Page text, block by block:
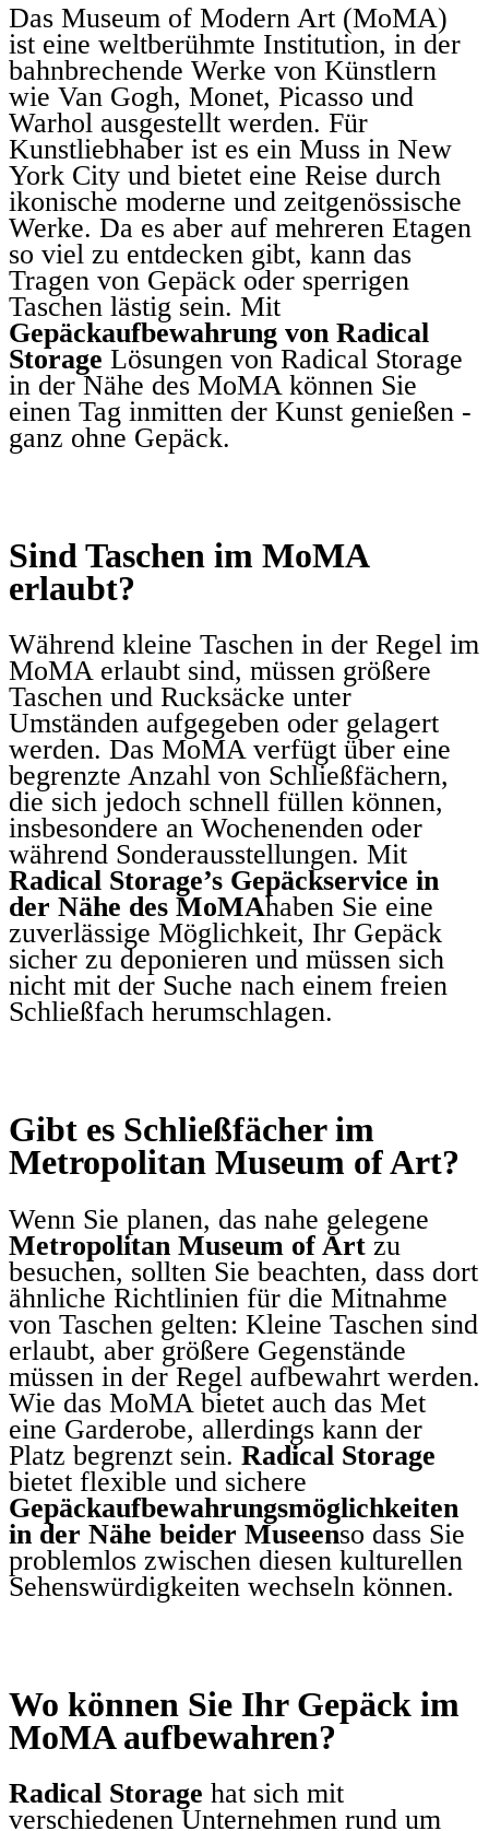
Das Museum of Modern Art (MoMA)
ist eine weltberühmte Institution, in der
bahnbrechende Werke von Künstlern
wie Van Gogh, Monet, Picasso und
Warhol ausgestellt werden. Für
Kunstliebhaber ist es ein Muss in New
York City und bietet eine Reise durch
ikonische moderne und zeitgenössische
Werke. Da es aber auf mehreren Etagen
so viel zu entdecken gibt, kann das
Tragen von Gepäck oder sperrigen
Taschen lästig sein. Mit
Gepäckaufbewahrung von Radical
Storage Lösungen von Radical Storage
in der Nähe des MoMA können Sie
einen Tag inmitten der Kunst genießen -
ganz ohne Gepäck.
Sind Taschen im MoMA
erlaubt?
Während kleine Taschen in der Regel im
MoMA erlaubt sind, müssen größere
Taschen und Rucksäcke unter
Umständen aufgegeben oder gelagert
werden. Das MoMA verfügt über eine
begrenzte Anzahl von Schließfächern,
die sich jedoch schnell füllen können,
insbesondere an Wochenenden oder
während Sonderausstellungen. Mit
Radical Storage’s Gepäckservice in
der Nähe des MoMAhaben Sie eine
zuverlässige Möglichkeit, Ihr Gepäck
sicher zu deponieren und müssen sich
nicht mit der Suche nach einem freien
Schließfach herumschlagen.
Gibt es Schließfächer im
Metropolitan Museum of Art?
Wenn Sie planen, das nahe gelegene
Metropolitan Museum of Art zu
besuchen, sollten Sie beachten, dass dort
ähnliche Richtlinien für die Mitnahme
von Taschen gelten: Kleine Taschen sind
erlaubt, aber größere Gegenstände
müssen in der Regel aufbewahrt werden.
Wie das MoMA bietet auch das Met
eine Garderobe, allerdings kann der
Platz begrenzt sein. Radical Storage
bietet flexible und sichere
Gepäckaufbewahrungsmöglichkeiten
in der Nähe beider Museenso dass Sie
problemlos zwischen diesen kulturellen
Sehenswürdigkeiten wechseln können.
Wo können Sie Ihr Gepäck im
MoMA aufbewahren?
Radical Storage hat sich mit
verschiedenen Unternehmen rund um